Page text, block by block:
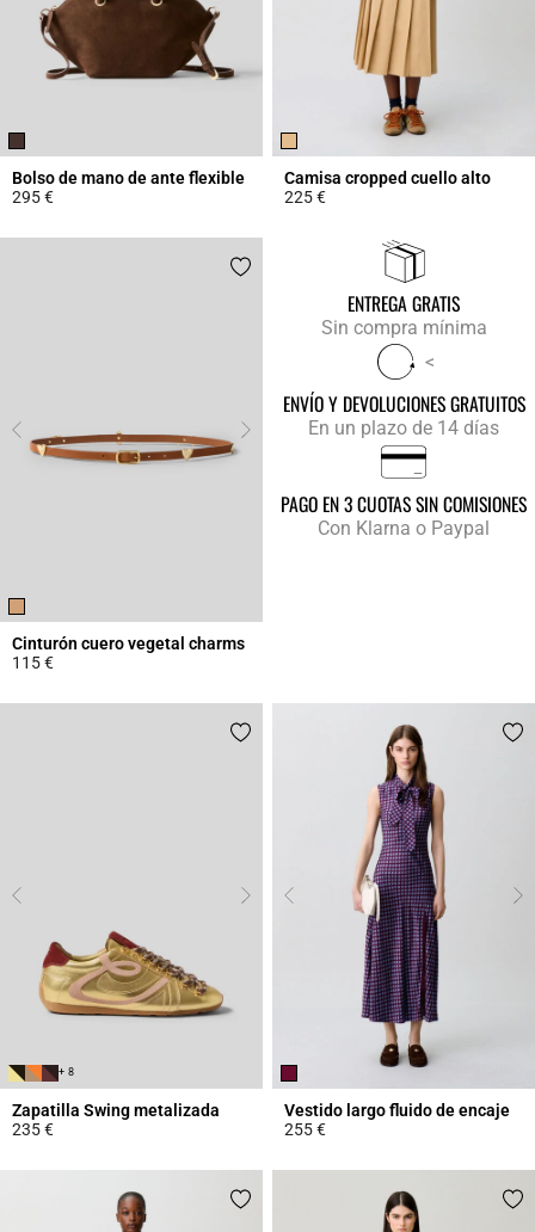
Bolso de mano de ante flexible
295 €
Camisa cropped cuello alto
225 €
Cinturón cuero vegetal charms
115 €
ENTREGA GRATIS
Sin compra mínima
<
ENVÍO Y DEVOLUCIONES GRATUITOS
En un plazo de 14 días
PAGO EN 3 CUOTAS SIN COMISIONES
Con Klarna o Paypal
+ 8
Zapatilla Swing metalizada
235 €
Vestido largo fluido de encaje
255 €